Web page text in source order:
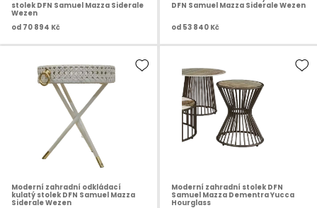
stolek DFN Samuel Mazza Siderale
Wezen
od 70 894 Kč
DFN Samuel Mazza Siderale Wezen
od 53 840 Kč
Moderní zahradní odkládací
kulatý stolek DFN Samuel Mazza
Siderale Wezen
Moderní zahradní stolek DFN
Samuel Mazza Dementra Yucca
Hourglass